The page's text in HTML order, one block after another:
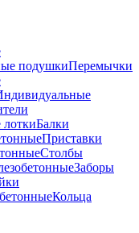
подушкиПеремычки
лоткиБалки
Приставки
Столбы
Заборы
Кольца